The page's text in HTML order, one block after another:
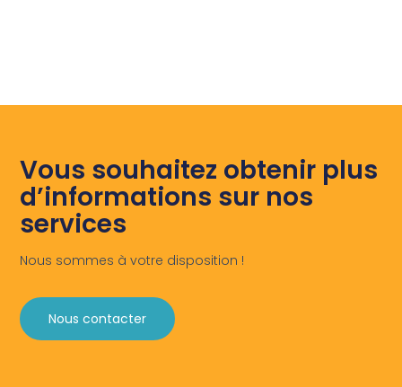
Vous souhaitez obtenir plus
d’informations sur nos
services
Nous sommes à votre disposition !
Nous contacter